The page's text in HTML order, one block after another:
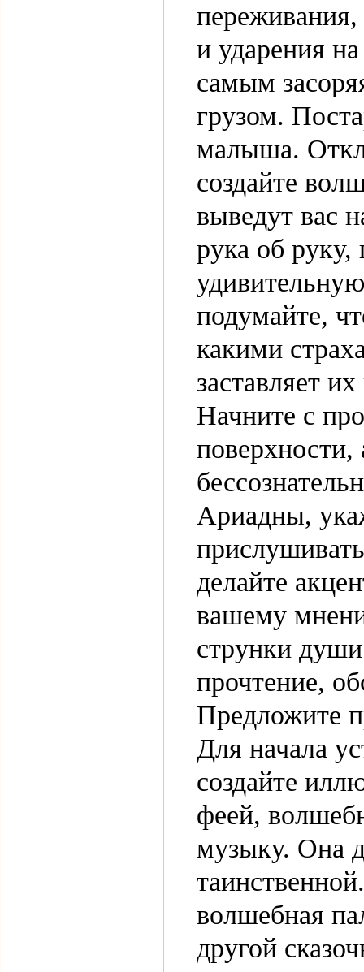
и ударения
самым
грузом.
малыша.
создайте
выведут вас
рука об
подумайте,
какими
заставляет
Начните с
поверхности,
Ариадны,
делайте
вашему
струнки
прочтение,
Предложите
Для начала
создайте
феей,
музыку. Она
волшебная
другой